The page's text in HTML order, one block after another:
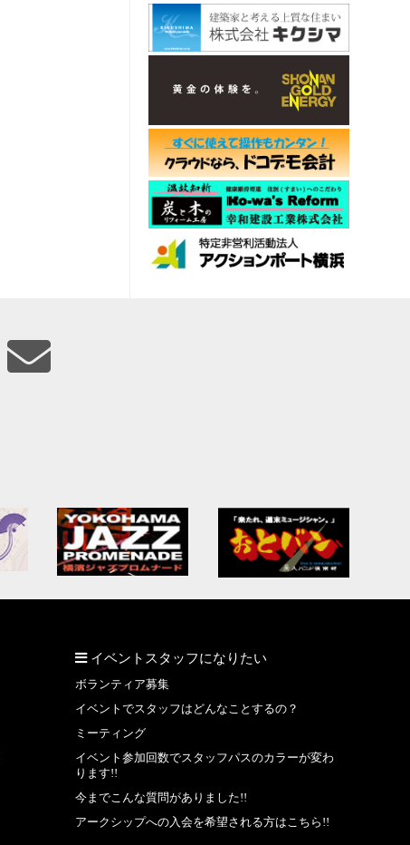
イベントスタッフになりたい
ボランティア募集
イベントでスタッフはどんなことするの？
ミーティング
イベント参加回数でスタッフパスのカラーが変わ
ります!!
今までこんな質問がありました!!
アークシップへの入会を希望される方はこちら!!